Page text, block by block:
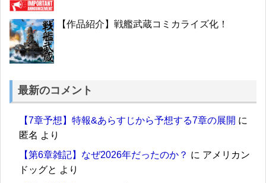
【作品紹介】戦艦武蔵コミカライズ化！
最新のコメント
【7章予想】特報&あらすじから予想する7章の展開 に
匿名 より
【第6章雑記】なぜ2026年だったのか？ に アメリカン
ドッグと より